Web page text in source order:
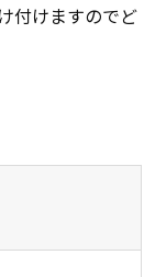
付けますのでど